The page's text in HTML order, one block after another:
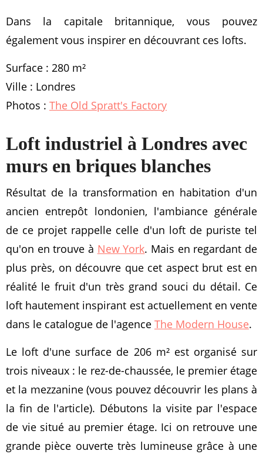
Dans la capitale britannique, vous pouvez
également vous inspirer en découvrant ces lofts.
Surface : 280 m²
Ville : Londres
Photos : The Old Spratt's Factory
Loft industriel à Londres avec
murs en briques blanches
Résultat de la transformation en habitation d'un
ancien entrepôt londonien, l'ambiance générale
de ce projet rappelle celle d'un loft de puriste tel
qu'on en trouve à New York. Mais en regardant de
plus près, on découvre que cet aspect brut est en
réalité le fruit d'un très grand souci du détail. Ce
loft hautement inspirant est actuellement en vente
dans le catalogue de l'agence The Modern House.
Le loft d'une surface de 206 m² est organisé sur
trois niveaux : le rez-de-chaussée, le premier étage
et la mezzanine (vous pouvez découvrir les plans à
la fin de l'article). Débutons la visite par l'espace
de vie situé au premier étage. Ici on retrouve une
grande pièce ouverte très lumineuse grâce à une